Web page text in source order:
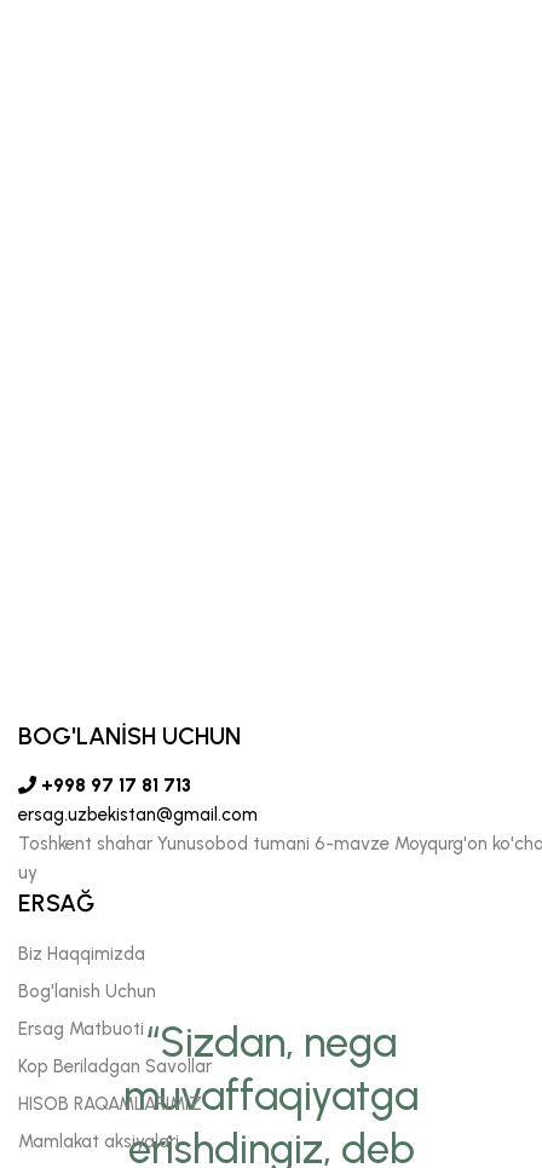
“Sizdan, nega
muvaffaqiyatga
erishdingiz, deb
BOG'LANİSH UCHUN
+998 97 17 81 713
ersag.uzbekistan@gmail.com
Toshkent shahar Yunusobod tumani 6-mavze Moyqurg'on
uy
ERSAĞ
Biz Haqqimizda
Bog'lanish Uchun
Ersag Matbuoti
Kop Beriladgan Savollar
HISOB RAQAMLARIMIZ
Mamlakat aksiyalari